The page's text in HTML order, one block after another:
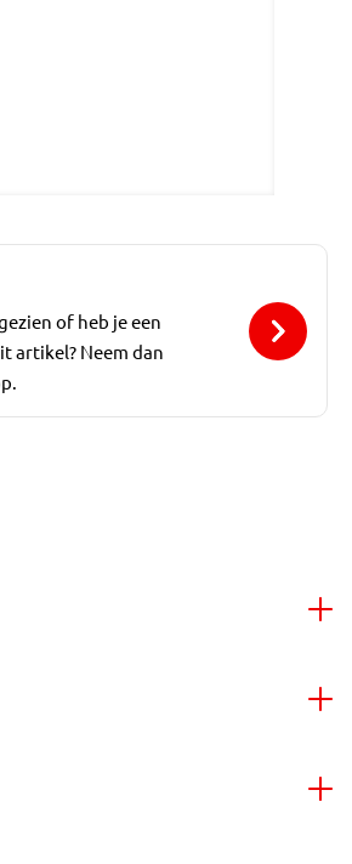
of heb je een
artikel? Neem dan